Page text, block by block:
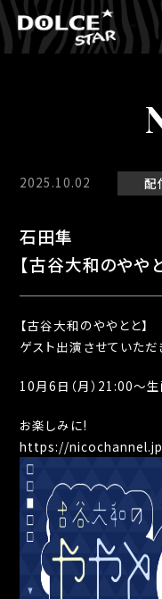
2025.10.02 配
石田隼
【古谷大和のやや
【古谷大和のややとと】
ゲスト出演させていただ
10月6日（月）21:00〜
お楽しみに!
https://